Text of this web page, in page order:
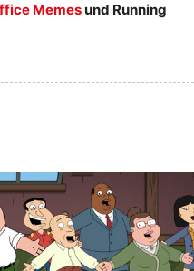
Memesund Running